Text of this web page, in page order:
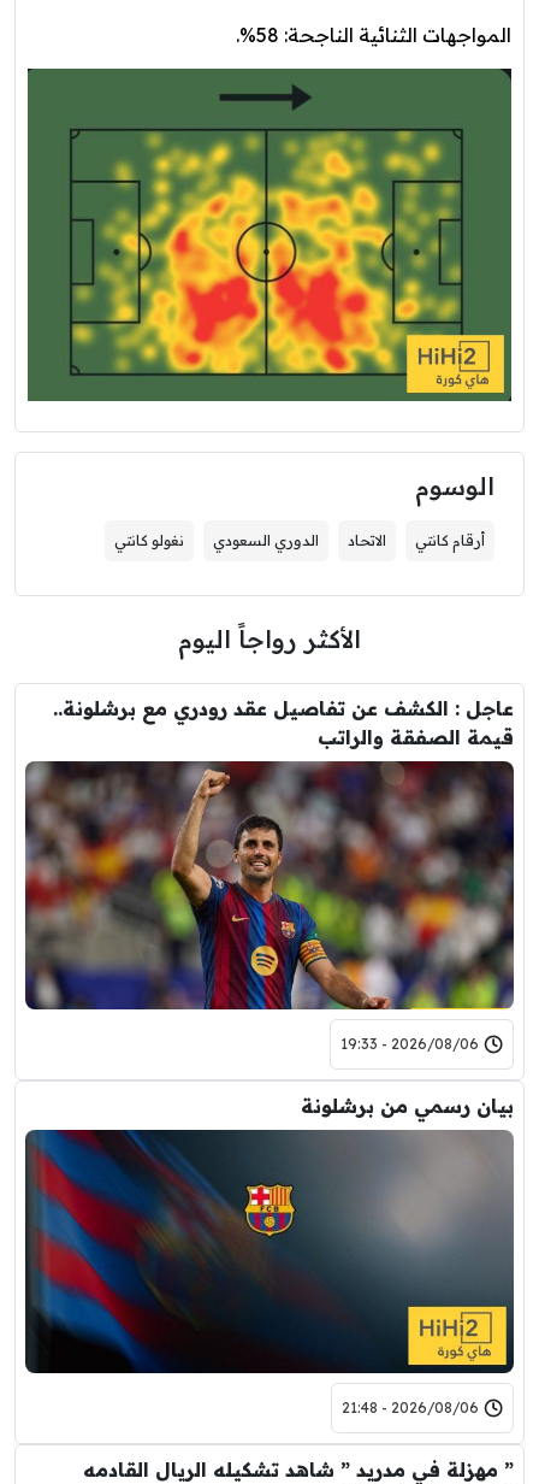
المواجهات الثنائية الناجحة: 58%.
الوسوم
أرقام كانتي الاتحاد الدوري السعودي نغولو كانتي
الأكثر رواجاً اليوم
عاجل : الكشف عن تفاصيل عقد رودري مع برشلونة..
قيمة الصفقة والراتب
2026/08/06 - 19:33
بيان رسمي من برشلونة
2026/08/06 - 21:48
” مهزلة في مدريد ” شاهد تشكيله الريال القادمه